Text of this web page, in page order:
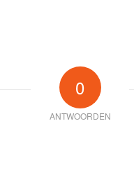
0
ANTWOORDEN